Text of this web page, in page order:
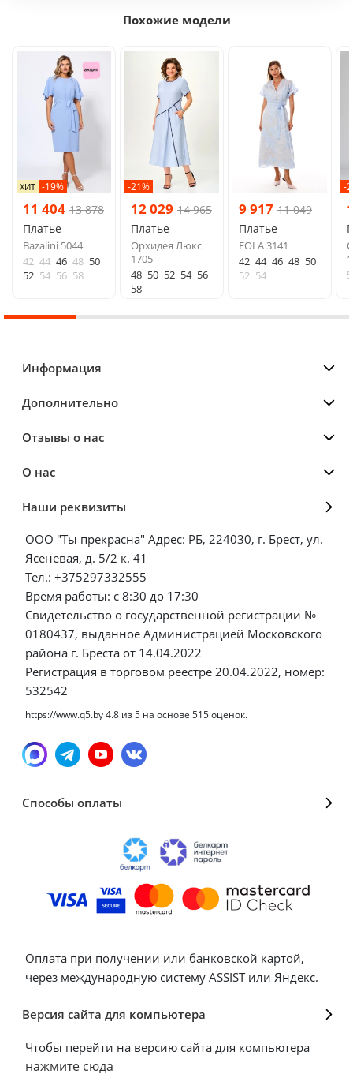
Похожие модели
ХИТ -19%
11 404 13 878
Платье
Bazalini 5044
42 44 46 48 50
52 54 56 58
-21%
12 029 14 965
Платье
Орхидея Люкс
1705
48 50 52 54 56
58
9 917 11 049
Платье
EOLA 3141
42 44 46 48 50
52 54
-
Информация
Дополнительно
Отзывы о нас
О нас
Наши реквизиты
ООО "Ты прекрасна" Адрес: РБ, 224030, г. Брест, ул.
Ясеневая, д. 5/2 к. 41
Тел.: +375297332555
Время работы: с 8:30 до 17:30
Свидетельство о государственной регистрации №
0180437, выданное Администрацией Московского
района г. Бреста от 14.04.2022
Регистрация в торговом реестре 20.04.2022, номер:
532542
https://www.q5.by4.8 из5 на основе 515оценок.
Способы оплаты
Оплата при получении или банковской картой,
через международную систему ASSIST или Яндекс.
Версия сайта для компьютера
Чтобы перейти на версию сайта для компьютера
нажмите сюда